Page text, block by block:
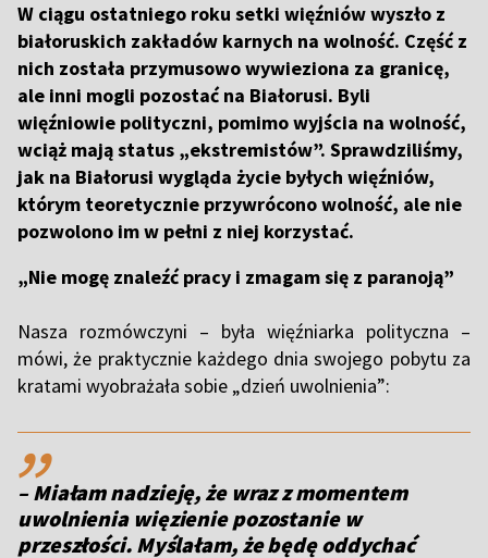
W ciągu ostatniego roku setki więźniów wyszło z
białoruskich zakładów karnych na wolność. Część z
nich została przymusowo wywieziona za granicę,
ale inni mogli pozostać na Białorusi. Byli
więźniowie polityczni, pomimo wyjścia na wolność,
wciąż mają status „ekstremistów”. Sprawdziliśmy,
jak na Białorusi wygląda życie byłych więźniów,
którym teoretycznie przywrócono wolność, ale nie
pozwolono im w pełni z niej korzystać.
„Nie mogę znaleźć pracy i zmagam się z paranoją”
Nasza rozmówczyni – była więźniarka polityczna –
mówi, że praktycznie każdego dnia swojego pobytu za
kratami wyobrażała sobie „dzień uwolnienia”:
,,
– Miałam nadzieję, że wraz z momentem
uwolnienia więzienie pozostanie w
przeszłości. Myślałam, że będę oddychać